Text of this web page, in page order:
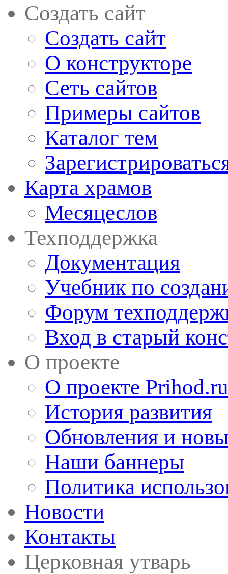
Создать сайт
Создать сайт
О конструкторе
Сеть сайтов
Примеры сайтов
Каталог тем
Карта храмов
Месяцеслов
Техподдержка
Документация
Учебник по
Форум
Вход в старый
О проекте
О проекте Prihod.ru
История развития
Обновления и
Наши баннеры
Политика
Новости
Контакты
Церковная утварь